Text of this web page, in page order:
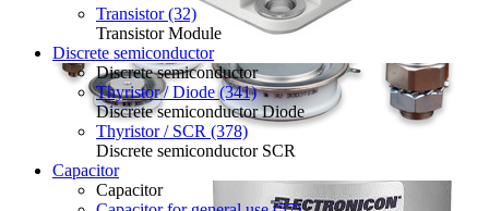
Transistor (32)
Transistor Module
Discrete semiconductor
Discrete semiconductor
Thyristor / Diode (341)
Discrete semiconductor Diode
Thyristor / SCR (378)
Discrete semiconductor SCR
Capacitor
Capacitor